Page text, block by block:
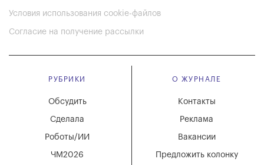
Условия использования cookie-файлов
Согласие на получение рассылки
РУБРИКИ
Обсудить
Сделала
Роботы/ИИ
ЧМ2026
О ЖУРНАЛЕ
Вакансии
Реклама
Контакты
Предложить колонку